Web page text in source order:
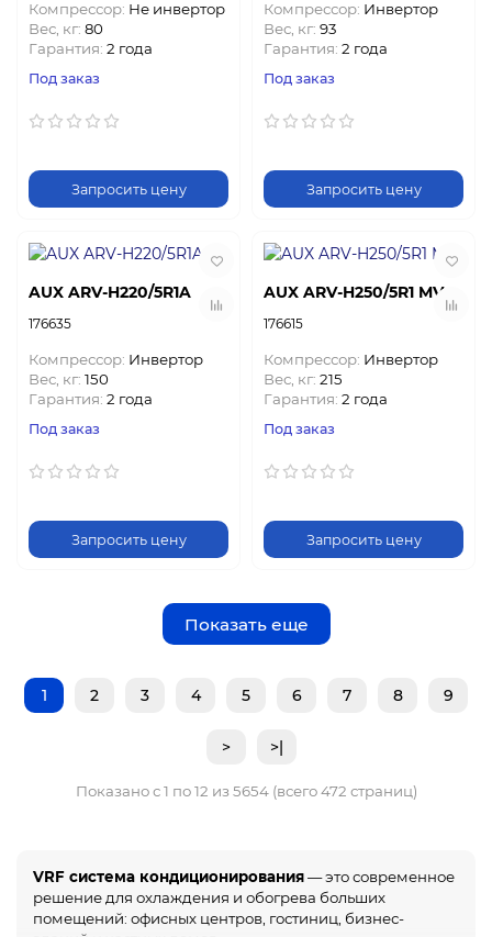
Компрессор: Не инвертор
Вес, кг: 80
Гарантия: 2 года
Под заказ
Запросить цену
Компрессор: Инвертор
Вес, кг: 93
Гарантия: 2 года
Под заказ
Запросить цену
AUX ARV-H220/5R1A
176635
Компрессор: Инвертор
Вес, кг: 150
Гарантия: 2 года
Под заказ
Запросить цену
AUX ARV-H250/5R1 MV
176615
Компрессор: Инвертор
Вес, кг: 215
Гарантия: 2 года
Под заказ
Запросить цену
Показать еще
1 2 3 4 5 6 7 8 9
> >|
Показано с 1 по 12 из 5654 (всего 472 страниц)
VRF система кондиционирования— это современное
решение для охлаждения и обогрева больших
помещений: офисных центров, гостиниц, бизнес-